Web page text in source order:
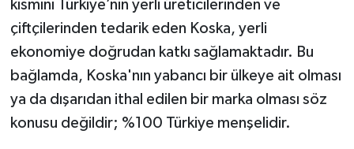
kısmını Türkiye’nin yerli üreticilerinden ve
çiftçilerinden tedarik eden Koska, yerli
ekonomiye doğrudan katkı sağlamaktadır. Bu
bağlamda, Koska'nın yabancı bir ülkeye ait olması
ya da dışarıdan ithal edilen bir marka olması söz
konusu değildir; %100 Türkiye menşelidir.